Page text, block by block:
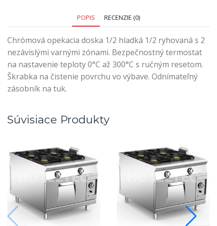
POPIS RECENZIE (0)
Chrómová opekacia doska 1/2 hladká 1/2 ryhovaná s 2
nezávislými varnými zónami. Bezpečnostný termostat
na nastavenie teploty 0°C až 300°C s ručným resetom.
Škrabka na čistenie povrchu vo výbave. Odnímateľný
zásobník na tuk.
Súvisiace Produkty